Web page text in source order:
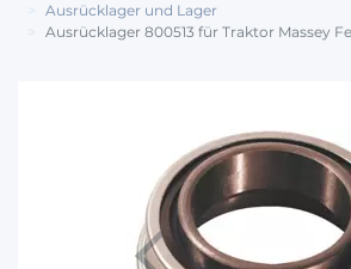
Ausrücklager und Lager
Ausrücklager 800513 für Traktor Massey